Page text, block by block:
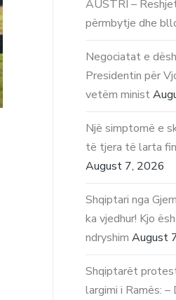
AUSTRI –
përmbytje dhe
Negociatat e
Presidentin për
vetëm minist
Një simptomë e
të tjera të larta
August 7, 2026
Shqiptari nga
ka vjedhur! Kjo
ndryshim August
Shqiptarët
largimi i Ramës: